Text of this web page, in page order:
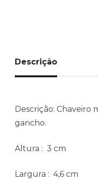
Descrição
Descrição: Chaveiro
gancho.
Altura : 3 cm
Largura : 4,6 cm